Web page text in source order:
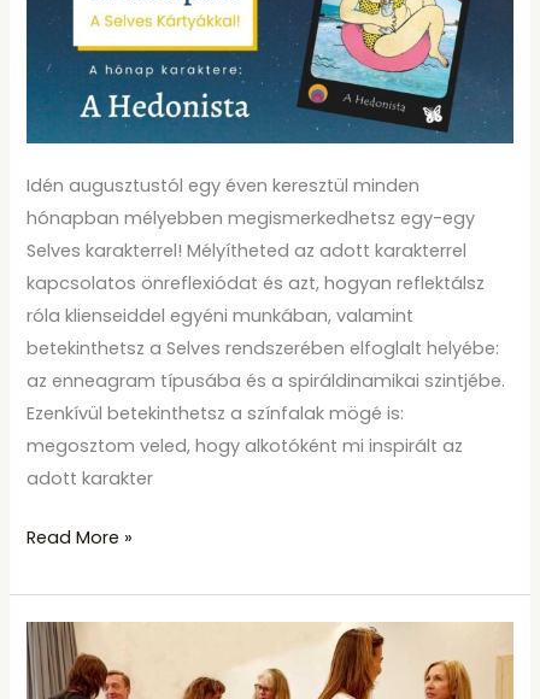
Idén augusztustól egy éven keresztül minden
hónapban mélyebben megismerkedhetsz egy-egy
Selves karakterrel! Mélyítheted az adott karakterrel
kapcsolatos önreflexiódat és azt, hogyan reflektálsz
róla klienseiddel egyéni munkában, valamint
betekinthetsz a Selves rendszerében elfoglalt helyébe:
az enneagram típusába és a spiráldinamikai szintjébe.
Ezenkívül betekinthetsz a színfalak mögé is:
megosztom veled, hogy alkotóként mi inspirált az
adott karakter
karaktereit!
I.
A
Hedonista
Read More »
A
Selves